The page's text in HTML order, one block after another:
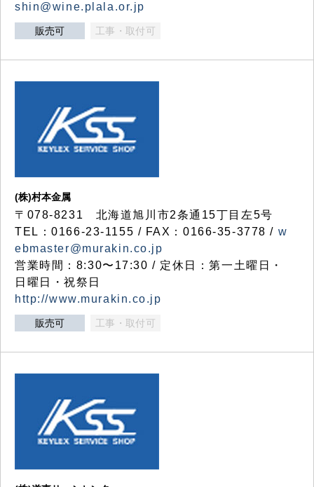
shin@wine.plala.or.jp
販売可 工事・取付可
(株)村本金属
〒078-8231 北海道旭川市2条通15丁目左5号
TEL：0166-23-1155 / FAX：0166-35-3778 / w
ebmaster@murakin.co.jp
営業時間：8:30〜17:30 / 定休日：第一土曜日・
日曜日・祝祭日
http://www.murakin.co.jp
販売可 工事・取付可